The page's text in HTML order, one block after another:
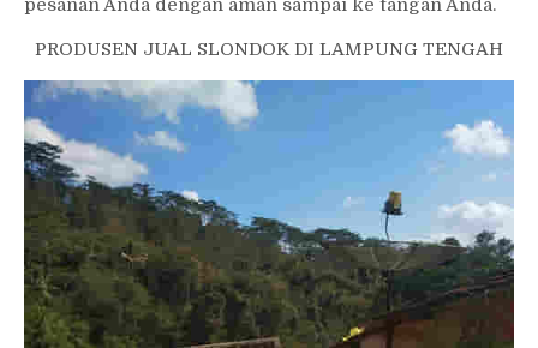
PRODUSEN JUAL SLONDOK DI LAMPUNG TENGAH